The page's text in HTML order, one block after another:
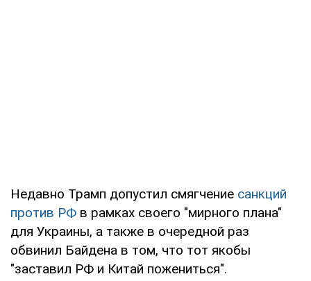
Недавно Трамп допустил смягчение санкций
против РФ в рамках своего "мирного плана"
для Украины, а также в очередной раз
обвинил Байдена в том, что тот якобы
"заставил РФ и Китай пожениться".